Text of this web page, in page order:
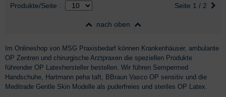
Auswahl
Produkte/Seite nach Produktliste
:
nach oben
Seite 1 / 2
Im Onlineshop von MSG Praxisbedarf können Krankenhäuser, ambulante
OP Zentren und chirurgische Arztpraxen die speziellen Produkte
führender OP Latexhersteller bestellen. Wir führen Sempermed
Handschuhe, Hartmann peha taft, BBraun Vasco OP sensitiv und die
Meditrade Gentle Skin Modelle als puderfreies und steriles OP Latex.